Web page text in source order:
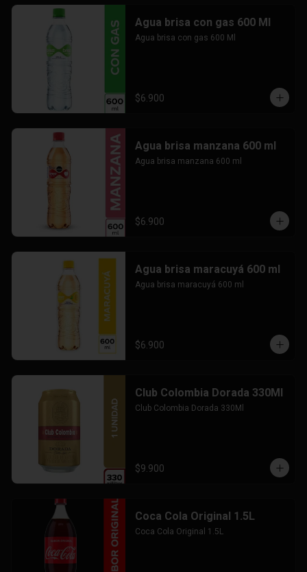
Agua brisa con gas 600 Ml
Agua brisa con gas 600 Ml
$6.900
Agua brisa manzana 600 ml
Agua brisa manzana 600 ml
$6.900
Agua brisa maracuyá 600 ml
Agua brisa maracuyá 600 ml
$6.900
Club Colombia Dorada 330Ml
Club Colombia Dorada 330Ml
$9.900
Coca Cola Original 1.5L
Coca Cola Original 1.5L